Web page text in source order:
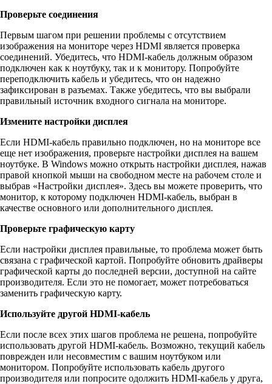
Проверьте соединения
Первым шагом при решении проблемы с отсутствием
изображения на мониторе через HDMI является проверка
соединений. Убедитесь, что HDMI-кабель должным образом
подключен как к ноутбуку, так и к монитору. Попробуйте
переподключить кабель и убедитесь, что он надежно
зафиксирован в разъемах. Также убедитесь, что вы выбрали
правильный источник входного сигнала на мониторе.
Измените настройки дисплея
Если HDMI-кабель правильно подключен, но на мониторе все
еще нет изображения, проверьте настройки дисплея на вашем
ноутбуке. В Windows можно открыть настройки дисплея, нажав
правой кнопкой мыши на свободном месте на рабочем столе и
выбрав «Настройки дисплея». Здесь вы можете проверить, что
монитор, к которому подключен HDMI-кабель, выбран в
качестве основного или дополнительного дисплея.
Проверьте графическую карту
Если настройки дисплея правильные, то проблема может быть
связана с графической картой. Попробуйте обновить драйверы
графической карты до последней версии, доступной на сайте
производителя. Если это не помогает, может потребоваться
заменить графическую карту.
Используйте другой HDMI-кабель
Если после всех этих шагов проблема не решена, попробуйте
использовать другой HDMI-кабель. Возможно, текущий кабель
поврежден или несовместим с вашим ноутбуком или
монитором. Попробуйте использовать кабель другого
производителя или попросите одолжить HDMI-кабель у друга,